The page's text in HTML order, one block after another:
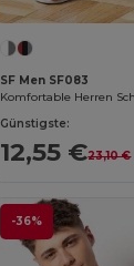
SF Men SF083
Günstigste:
12,55 €23,10 €
-36%